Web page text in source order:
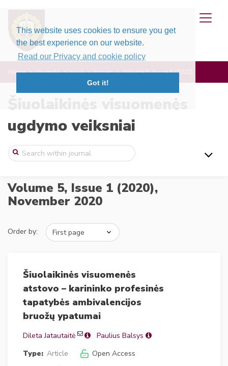
This website uses cookies to ensure you get
the best experience on our website.
Read our Privacy and cookie policy
Got it!
Home Journals svuv Issues Volume 5, Issue 1 (2020)
Šiuolaikinės visuomenės
ugdymo veiksniai
Volume 5, Issue 1 (2020),
November 2020
Order by:
Šiuolaikinės visuomenės
atstovo – karininko profesinės
tapatybės ambivalencijos
bruožų ypatumai
Dileta Jatautaitė
Paulius Balsys
Type: Article
Open Access